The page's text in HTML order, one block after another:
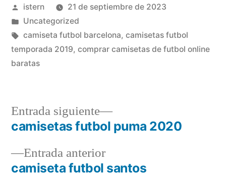
Publicado
por
istern
21 de septiembre de 2023
Publicado
en
Uncategorized
Etiquetas:
camiseta futbol barcelona, camisetas futbol
temporada 2019, comprar camisetas de futbol online
baratas
Navegación
deEntrada anteriorEntrada
anterior:
camiseta futbol santos
Entrada siguiente
Entrada
siguiente:
camisetas futbol puma 2020